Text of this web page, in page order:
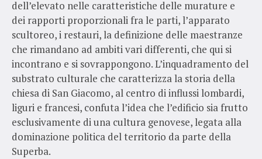
dell’elevato nelle caratteristiche delle murature e
dei rapporti proporzionali fra le parti, l’apparato
scultoreo, i restauri, la definizione delle maestranze
che rimandano ad ambiti vari differenti, che qui si
incontrano e si sovrappongono. L’inquadramento del
substrato culturale che caratterizza la storia della
chiesa di San Giacomo, al centro di influssi lombardi,
liguri e francesi, confuta l’idea che l’edificio sia frutto
esclusivamente di una cultura genovese, legata alla
dominazione politica del territorio da parte della
Superba.